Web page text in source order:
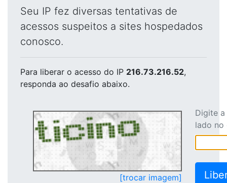
Seu IP fez diversas tentativas de
acessos suspeitos a sites hospedados
conosco.
Para liberar o acesso do IP 216.73.216.52,
responda ao desafio abaixo.
[trocar imagem]
Digite
lado no